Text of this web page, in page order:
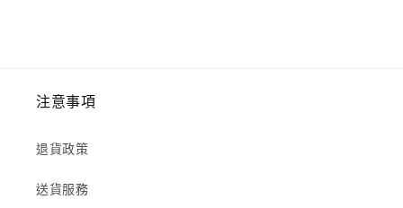
注意事項
退貨政策
送貨服務